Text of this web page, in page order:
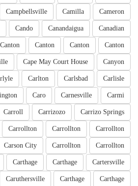
Cameron
Camilla
Campbellsville
Canadian
Canandaigua
Cando
Canton
Canton
Canton
Canton
Canyon
Cape May Court House
Carlisle
Carlsbad
Carlton
Carmi
Carnesville
Caro
Carrizo Springs
Carrizozo
Carroll
Carrollton
Carrollton
Carrollton
Carrollton
Carrollton
Carson City
Cartersville
Carthage
Carthage
Carthage
Carthage
Caruthersville